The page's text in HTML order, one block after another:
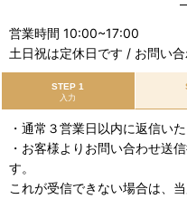
営業時間 10:00~17:00
土日祝は定休日です / お問い
STEP 1
入力
・通常３営業日以内に返信いた
・お客様よりお問い合わせ送
す。
これが受信できない場合は、